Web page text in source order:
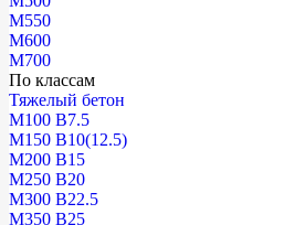
М550
М600
М700
По классам
Тяжелый бетон
М100 В7.5
М150 В10(12.5)
М200 В15
М250 В20
М300 В22.5
М350 В25